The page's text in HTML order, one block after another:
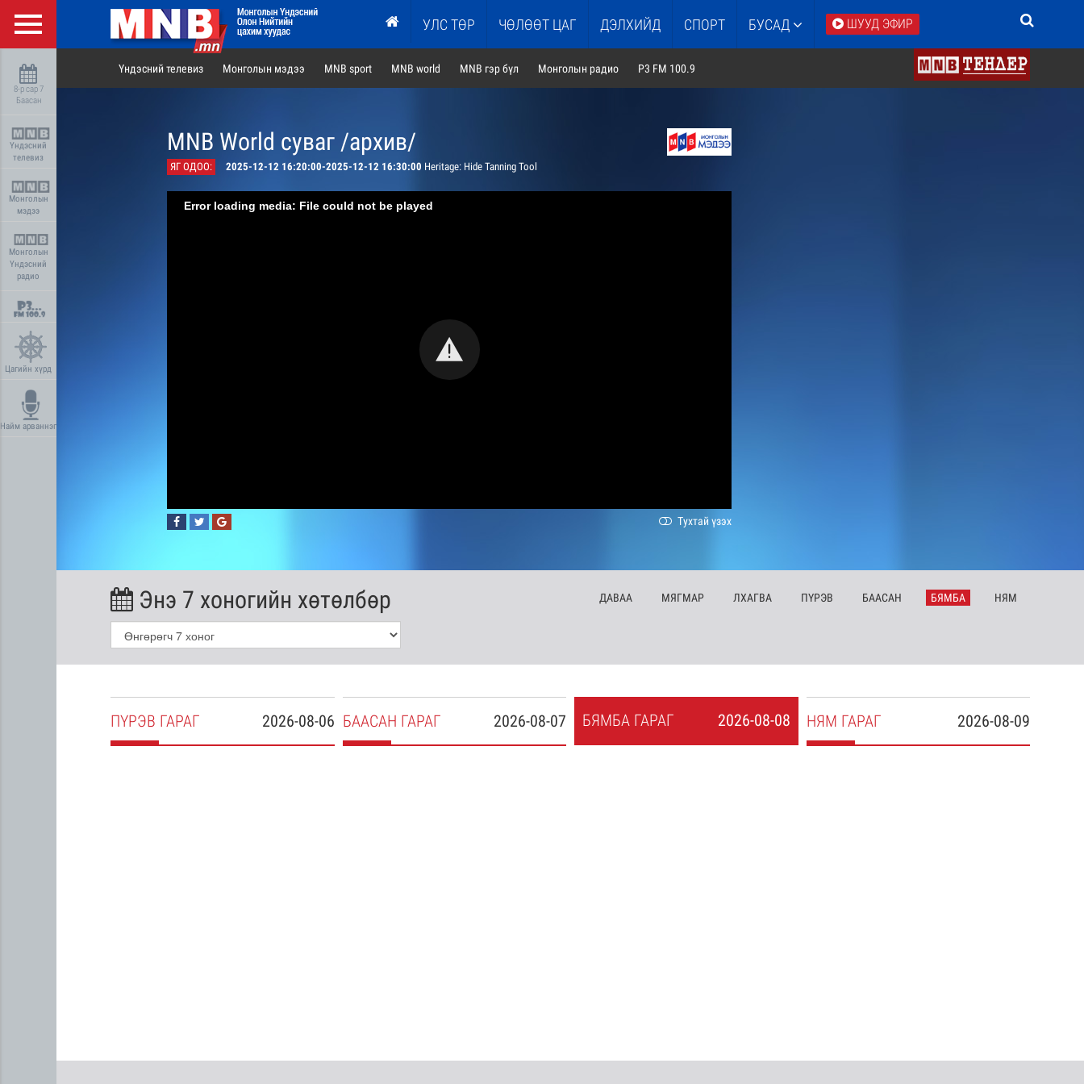
УЛС ТӨР ЧӨЛӨӨТ ЦАГ ДЭЛХИЙД СПОРТ БУСАД ШУУД ЭФИР
8-р сар 7
Баасан
Үндэсний
телевиз
Монголын
мэдээ
Монголын
Үндэсний
радио
Цагийн хүрд
Найм арваннэг
Үндэсний телевиз Монголын мэдээ MNB sport MNB world MNB гэр бүл Монголын радио P3 FM 100.9
MNB World суваг /архив/
ЯГ ОДОО: 2025-12-12 16:20:00-2025-12-12 16:30:00 Heritage: Hide Tanning Tool
Error loading media: File could not be played
Тухтай үзэх
Энэ 7 хоногийн хөтөлбөр ДАВАА МЯГМАР ЛХАГВА ПҮРЭВ БААСАН БЯМБА НЯМ
2026-08-06
ПҮРЭВ ГАРАГ 2026-08-07
БААСАН ГАРАГ 2026-08-08
БЯМБА ГАРАГ 2026-08-09
НЯМ ГАРАГ